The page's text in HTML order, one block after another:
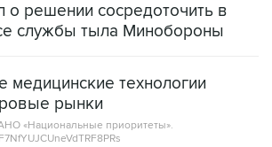
о решении сосредоточить в
службы тыла Минобороны
медицинские технологии
рынки
«Национальные приоритеты».